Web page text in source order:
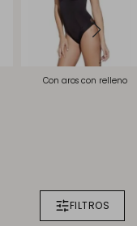
Con aros con relleno
FILTROS